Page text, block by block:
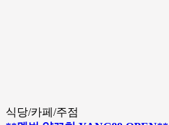
식당/카페/주점